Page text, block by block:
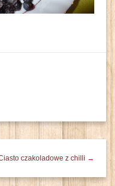
czakoladowe z chilli →